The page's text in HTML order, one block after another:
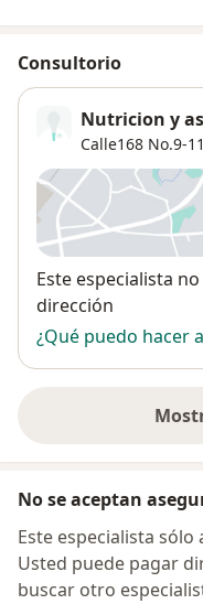
Consultorio
Nutricion y
Calle168 No.9-
Disponibilidad
Este especialista
dirección
¿Qué puedo hacer
No se aceptan
Este especialista
Usted puede pagar
buscar otro